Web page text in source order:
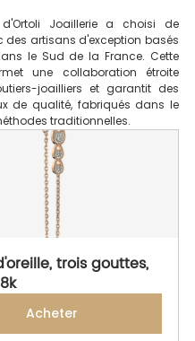
d'Ortoli Joaillerie a choisi de
des artisans d'exception basés
le Sud de la France. Cette
une collaboration étroite
joailliers et garantit des
de qualité, fabriqués dans le
traditionnelles.
trois gouttes,
Acheter